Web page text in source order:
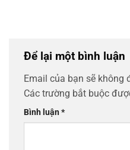
Để lại một bình luận
Email của bạn sẽ không
Các trường bắt buộc
Bình luận*